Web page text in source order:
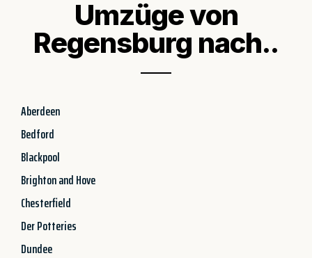
Umzüge von
Regensburg nach..
Aberdeen
Bedford
Blackpool
Brighton and Hove
Chesterfield
Der Potteries
Dundee